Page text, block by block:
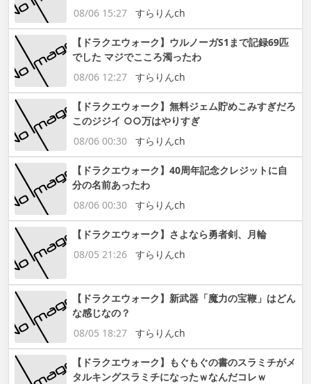
08/06 15:27
すらりんch
【ドラクエウォーク】ウルノーガS1まで記録69匹
でした マジでこころ濁ったわ
08/06 12:27
すらりんch
【ドラクエウォーク】無料ジェム貯めこみすぎだろ
このジジイ ○○万はやりすぎ
08/06 00:30
すらりんch
【ドラクエウォーク】40周年記念クレジットに自
分の名前あったわ
08/06 00:30
すらりんch
【ドラクエウォーク】さよなら勇者剣、月輪
08/05 21:26
すらりんch
【ドラクエウォーク】新武器「魔力の宝鞭」はどん
な感じなの？
08/05 18:27
すらりんch
【ドラクエウォーク】もぐもぐの書のスラミチがメ
タルキングスラミチになったｗなんだコレｗ